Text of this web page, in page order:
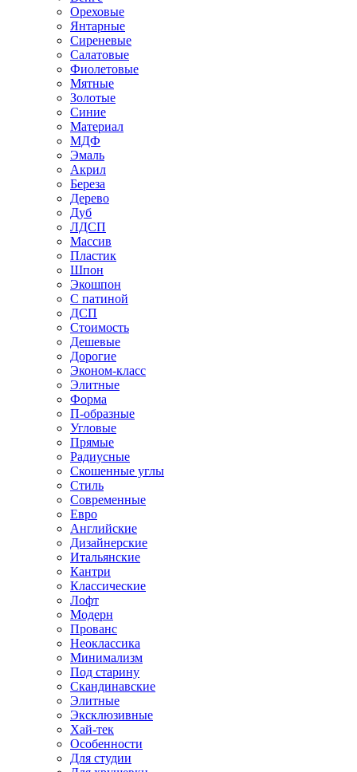
Ореховые
Янтарные
Сиреневые
Салатовые
Фиолетовые
Мятные
Золотые
Синие
Материал
МДФ
Эмаль
Акрил
Береза
Дерево
Дуб
ЛДСП
Массив
Пластик
Шпон
Экошпон
С патиной
ДСП
Стоимость
Дешевые
Дорогие
Эконом-класс
Элитные
Форма
П-образные
Угловые
Прямые
Радиусные
Скошенные углы
Стиль
Современные
Евро
Английские
Дизайнерские
Итальянские
Кантри
Классические
Лофт
Модерн
Прованс
Неоклассика
Минимализм
Под старину
Скандинавские
Элитные
Эксклюзивные
Хай-тек
Особенности
Для студии